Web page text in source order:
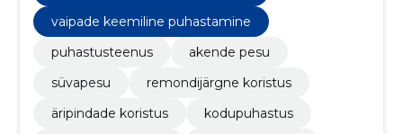
vaipade keemiline puhastamine
puhastusteenus
akende pesu
süvapesu
remondijärgne koristus
äripindade koristus
kodupuhastus